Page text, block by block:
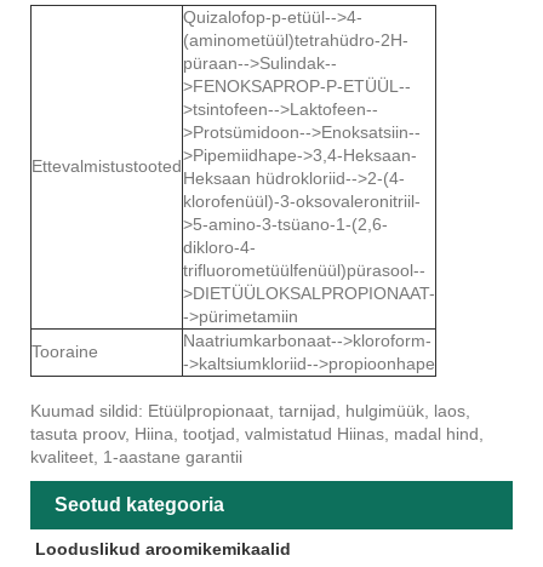
Ettevalmistustooted
Quizalofop-p-etüül-->4-
(aminometüül)tetrahüdro-2H-
püraan-->Sulindak--
>FENOKSAPROP-P-ETÜÜL--
>tsintofeen-->Laktofeen--
>Protsümidoon-->Enoksatsiin--
>Pipemiidhape->3,4-Heksaan-
Heksaan hüdrokloriid-->2-(4-
klorofenüül)-3-oksovaleronitriil-
>5-amino-3-tsüano-1-(2,6-
dikloro-4-
trifluorometüülfenüül)pürasool--
>DIETÜÜLOKSALPROPIONAAT-
->pürimetamiin
Tooraine
Naatriumkarbonaat-->kloroform-
->kaltsiumkloriid-->propioonhape
Kuumad sildid: Etüülpropionaat, tarnijad, hulgimüük, laos,
tasuta proov, Hiina, tootjad, valmistatud Hiinas, madal hind,
kvaliteet, 1-aastane garantii
Seotud kategooria
Looduslikud aroomikemikaalid